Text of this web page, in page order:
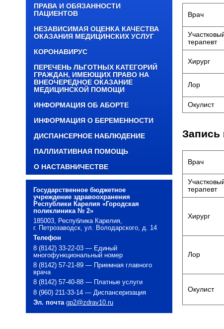
ПРАВА И ОБЯЗАННОСТИ
ПАЦИЕНТОВ
НЕЗАВИСИМАЯ ОЦЕНКА КАЧЕСТВА
ОКАЗАНИЯ МЕДИЦИНСКИХ УСЛУГ
КОРОНАВИРУС
ПЕРЕЧЕНЬ ЛЬГОТНЫХ КАТЕГОРИЙ
ГРАЖДАН, ИМЕЮЩИХ ПРАВО НА
ВНЕОЧЕРЕДНОЕ ОКАЗАНИЕ
МЕДИЦИНСКОЙ ПОМОЩИ
ИНФОРМАЦИЯ ОБ АБОРТЕ
ИНФОРМАЦИЯ О БЕРЕМЕННОСТИ
ДИСПАНСЕРНОЕ НАБЛЮДЕНИЕ
ПАЛЛИАТИВНАЯ ПОМОЩЬ
О НАСТАВНИЧЕСТВЕ
Государственное бюджетное
учреждение здравоохранения
Республики Карелия «Городская
поликлиника № 2»
185003, Республика Карелия,
г. Петрозаводск, ул. Володарского, д. 14
Телефон
8 (8142) 33-22-03 — Единый
многофункциональный номер
8 (8142) 57-21-89 — Приемная главного
врача
8 (8142) 57-40-88 — Платные услуги
8 (960) 211-33-14 — Диспансеризация
Эл. почта gp2@zdrav10.ru
Врач
терапевт
Хирург
Лор
Окулист
Запись
Врач
терапевт
Хирург
Лор
Окулист